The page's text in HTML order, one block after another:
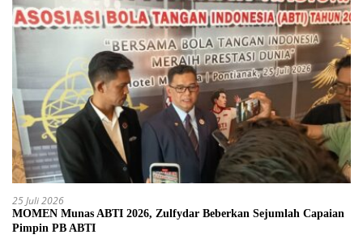
25 Juli 2026
MOMEN Munas ABTI 2026, Zulfydar Beberkan Sejumlah Capaian
Pimpin PB ABTI